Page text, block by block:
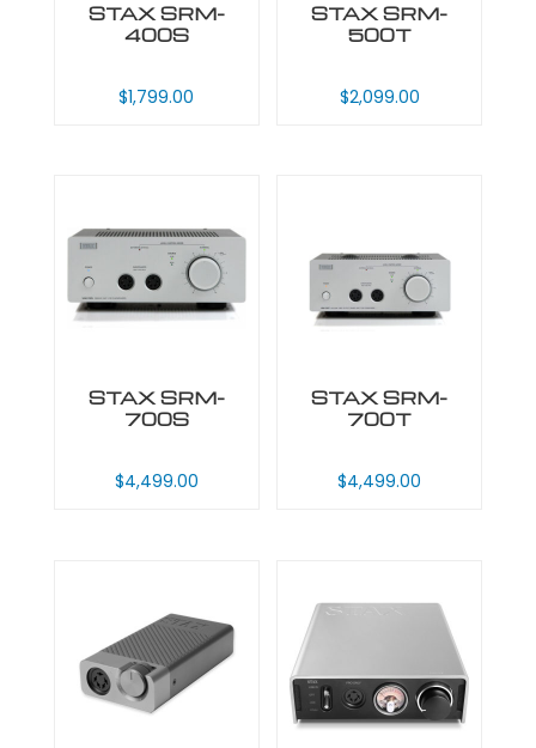
STAX SRM-
400S
$1,799.00
STAX SRM-
500T
$2,099.00
STAX SRM-
700S
$4,499.00
STAX SRM-
700T
$4,499.00